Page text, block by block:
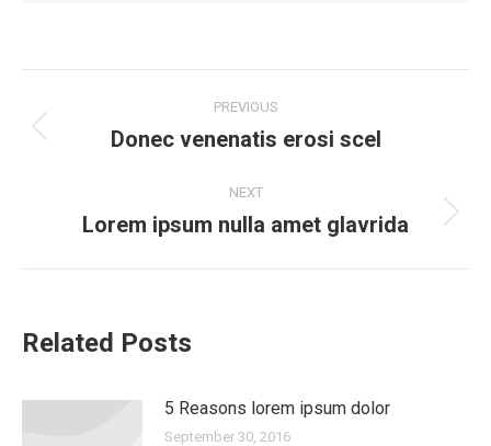
navigation
PREVIOUS
Previous
Donec venenatis erosi scel
NEXT
Next
Lorem ipsum nulla amet glavrida
Related Posts
5 Reasons lorem ipsum dolor
September 30, 2016